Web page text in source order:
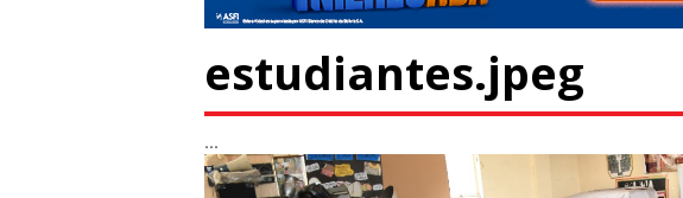
estudiantes.jpeg
...